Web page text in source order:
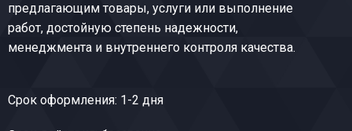
предлагающим товары, услуги или выполнение
работ, достойную степень надежности,
менеджмента и внутреннего контроля качества.
Срок оформления: 1-2 дня